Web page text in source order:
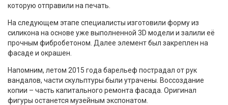
которую отправили на печать.
На следующем этапе специалисты изготовили форму из
силикона на основе уже выполненной 3D модели и залили её
прочным фибробетоном. Далее элемент был закреплен на
фасаде и окрашен.
Напомним, летом 2015 года барельеф пострадал от рук
вандалов, части скульптуры были утрачены. Воссоздание
копии – часть капитального ремонта фасада. Оригинал
фигуры останется музейным экспонатом.